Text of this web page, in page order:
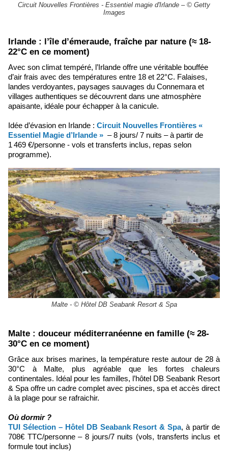
Circuit Nouvelles Frontières - Essentiel magie d'Irlande – © Getty
Images
​Irlande : l’île d’émeraude, fraîche par nature (≈ 18-
22°C en ce moment)
Avec son climat tempéré, l’Irlande offre une véritable bouffée
d’air frais avec des températures entre 18 et 22°C. Falaises,
landes verdoyantes, paysages sauvages du Connemara et
villages authentiques se découvrent dans une atmosphère
apaisante, idéale pour échapper à la canicule.
Idée d’évasion en Irlande : Circuit Nouvelles Frontières «
Essentiel Magie d’Irlande » – 8 jours/ 7 nuits – à partir de
1 469 €/personne - vols et transferts inclus, repas selon
programme).
Malte - © Hôtel DB Seabank Resort & Spa
​Malte : douceur méditerranéenne en famille (≈ 28-
30°C en ce moment)
Grâce aux brises marines, la température reste autour de 28 à
30°C à Malte, plus agréable que les fortes chaleurs
continentales. Idéal pour les familles, l’hôtel DB Seabank Resort
& Spa offre un cadre complet avec piscines, spa et accès direct
à la plage pour se rafraichir.
Où dormir ?
TUI Sélection – Hôtel DB Seabank Resort & Spa, à partir de
708€ TTC/personne – 8 jours/7 nuits (vols, transferts inclus et
formule tout inclus)